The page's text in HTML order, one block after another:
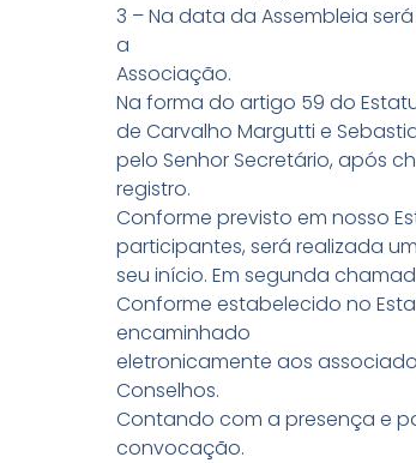
3 – Na data da Assembleia
a
Associação.
Na forma do artigo 59 do
de Carvalho Margutti e
pelo Senhor Secretário, após
registro.
Conforme previsto em nosso
participantes, será realizada
seu início. Em segunda
Conforme estabelecido no
encaminhado
eletronicamente aos
Conselhos.
Contando com a presença e
convocação.